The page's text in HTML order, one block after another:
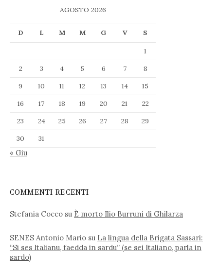
AGOSTO 2026
D L M M G V S
1
2
3 4 5 6 7
8
9
10 11 12 13 14
15
16
17 18 19 20 21
22
23
24 25 26 27 28
29
30
31
« Giu
COMMENTI RECENTI
Stefania Cocco su È morto Ilio Burruni di Ghilarza
SENES Antonio Mario su La lingua della Brigata Sassari:
“Si ses Italianu, faedda in sardu” (se sei Italiano, parla in
sardo)